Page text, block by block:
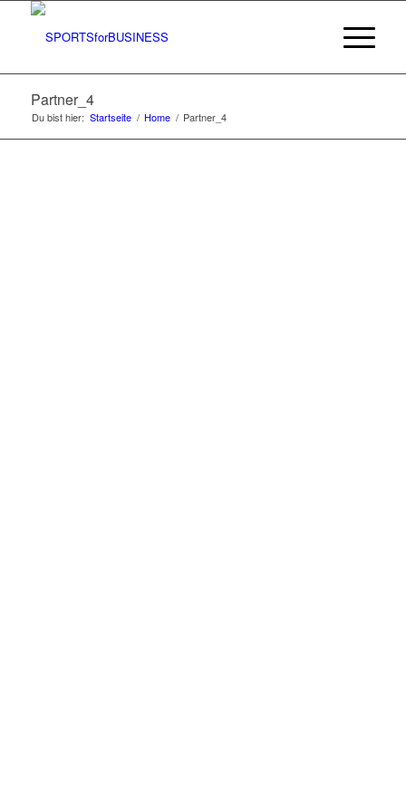
Partner_4
Du bist hier: Startseite / Home / Partner_4